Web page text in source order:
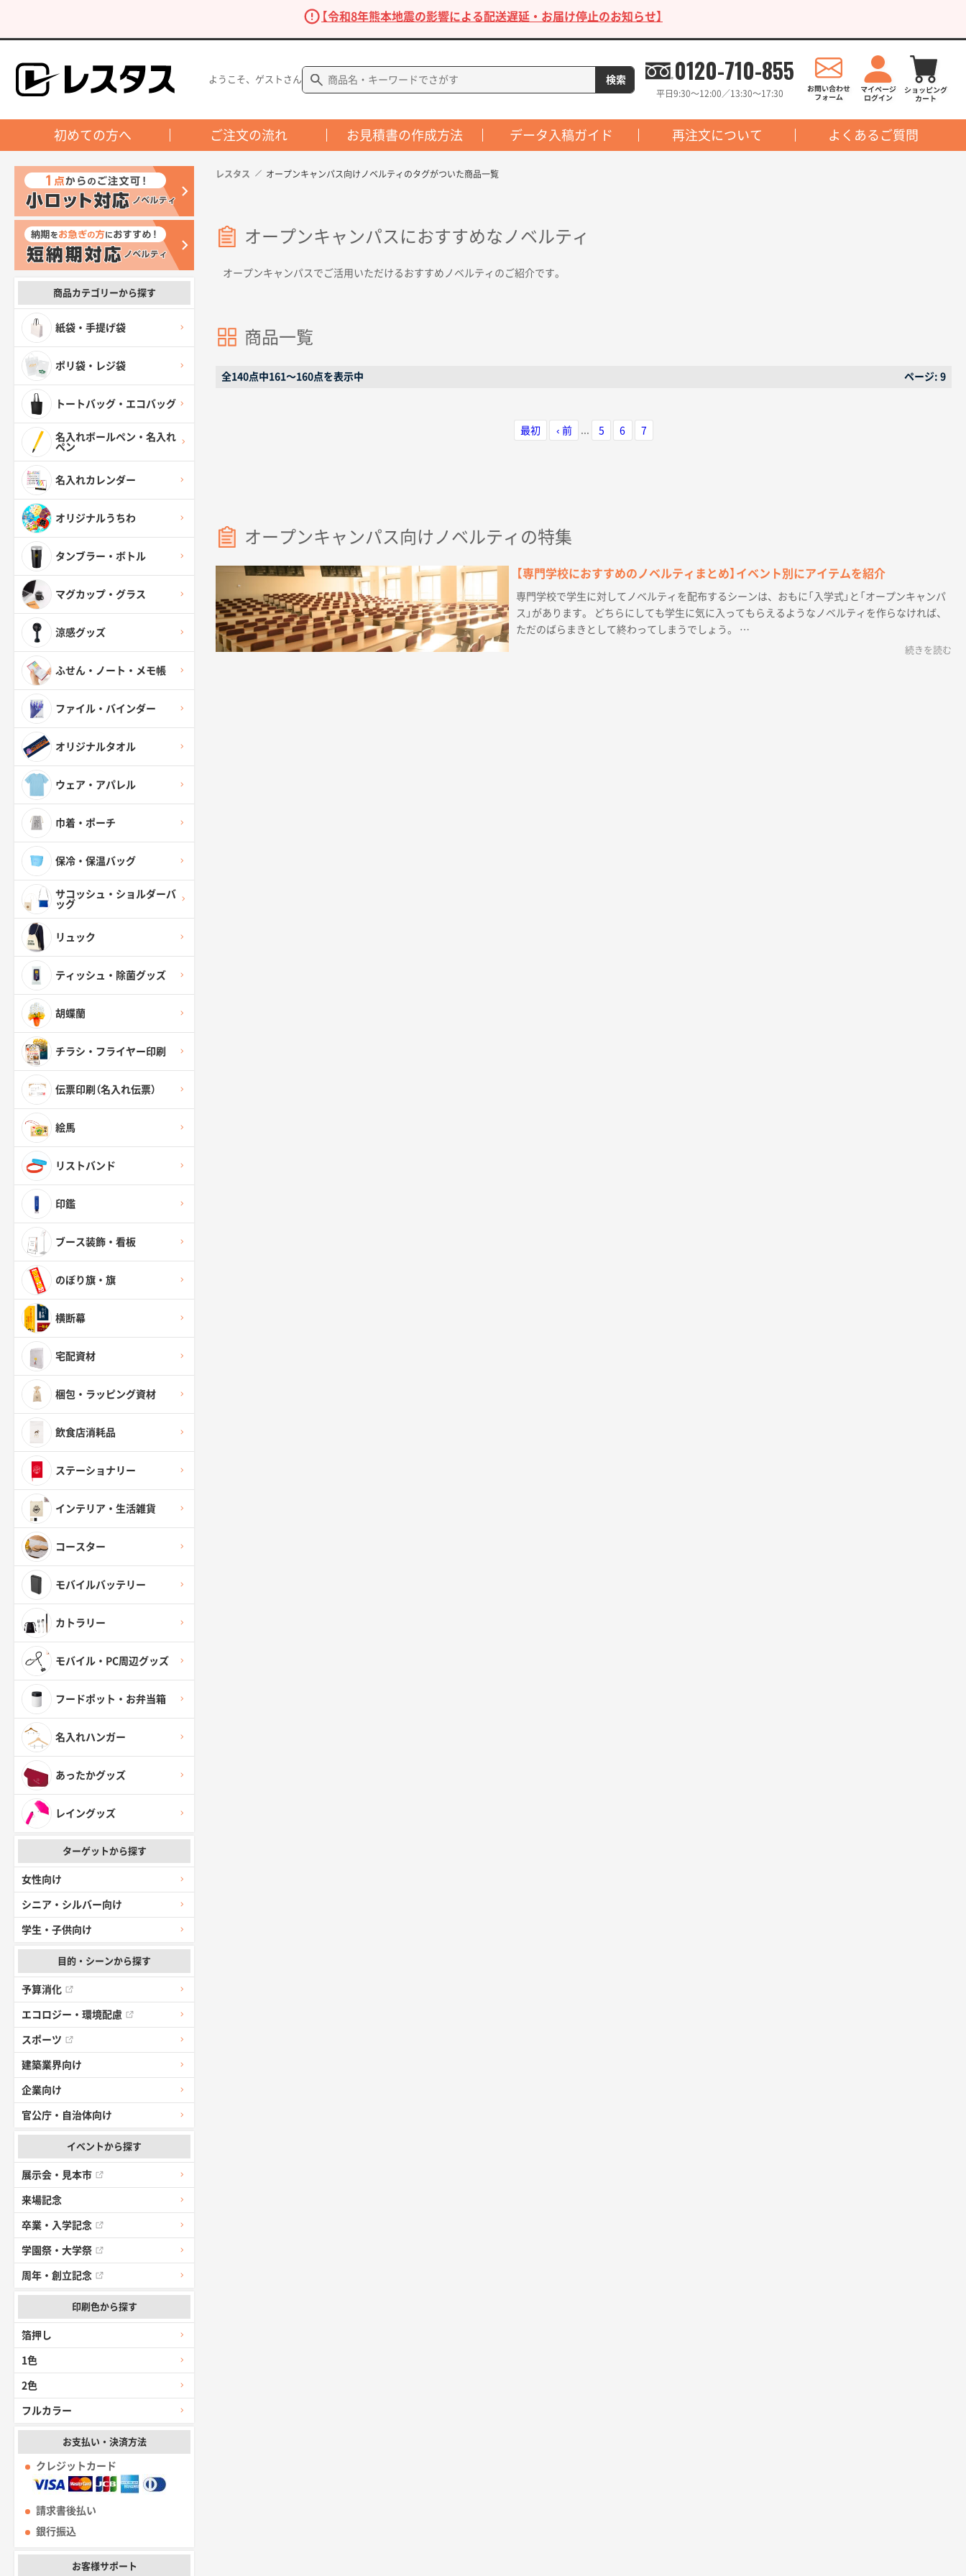
【令和8年熊本地震の影響による配送遅延・お届け停止のお知らせ】
ようこそ、ゲストさん 0120-710-855
平日9:30〜12:00／13:30〜17:30
初めての方へ ご注文の流れ お見積書の作成方法 データ入稿ガイド 再注文について よくあるご質問
商品カテゴリーから探す
紙袋・手提げ袋
ポリ袋・レジ袋
トートバッグ・エコバッグ
名入れボールペン・名入れ
ペン
名入れカレンダー
オリジナルうちわ
タンブラー・ボトル
マグカップ・グラス
涼感グッズ
ふせん・ノート・メモ帳
ファイル・バインダー
オリジナルタオル
ウェア・アパレル
巾着・ポーチ
保冷・保温バッグ
サコッシュ・ショルダーバ
ッグ
リュック
ティッシュ・除菌グッズ
胡蝶蘭
チラシ・フライヤー印刷
伝票印刷（名入れ伝票）
絵馬
リストバンド
印鑑
ブース装飾・看板
のぼり旗・旗
横断幕
宅配資材
梱包・ラッピング資材
飲食店消耗品
ステーショナリー
インテリア・生活雑貨
コースター
モバイルバッテリー
カトラリー
モバイル・PC周辺グッズ
フードポット・お弁当箱
名入れハンガー
あったかグッズ
レイングッズ
ターゲットから探す
女性向け
シニア・シルバー向け
学生・子供向け
目的・シーンから探す
予算消化
エコロジー・環境配慮
スポーツ
建築業界向け
企業向け
官公庁・自治体向け
イベントから探す
展示会・見本市
来場記念
卒業・入学記念
学園祭・大学祭
周年・創立記念
印刷色から探す
箔押し
1色
2色
フルカラー
お支払い・決済方法
クレジットカード
請求書後払い
銀行振込
お客様サポート
レスタス オープンキャンパス向けノベルティのタグがついた商品一覧
オープンキャンパスにおすすめなノベルティ
オープンキャンパスでご活用いただけるおすすめノベルティのご紹介です。
商品一覧
全140点中161〜160点を表示中 ページ: 9
最初 ‹ 前 5 6 7
オープンキャンパス向けノベルティの特集
【専門学校におすすめのノベルティまとめ】イベント別にアイテムを紹介
専門学校で学生に対してノベルティを配布するシーンは、おもに「入学式」と「オープンキャンパ
ス」があります。 どちらにしても学生に気に入ってもらえるようなノベルティを作らなければ、
ただのばらまきとして終わってしまうでしょう。 …
続きを読む